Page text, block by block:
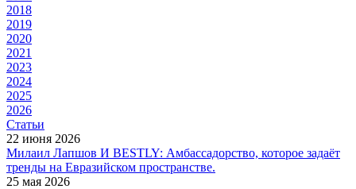
2018
2019
2020
2021
2023
2024
2025
2026
Статьи
22 июня 2026
Милаил Лапшов И BESTLY: Амбассадорство, которое задаёт
тренды на Евразийском пространстве.
25 мая 2026